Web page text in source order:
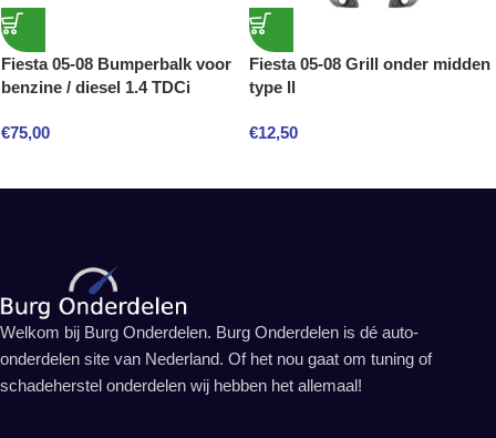
Fiesta 05-08 Bumperbalk voor
benzine / diesel 1.4 TDCi
€75,00
Fiesta 05-08 Grill onder midden
type ll
€12,50
Welkom bij Burg Onderdelen. Burg Onderdelen is dé auto-
onderdelen site van Nederland. Of het nou gaat om tuning of
schadeherstel onderdelen wij hebben het allemaal!